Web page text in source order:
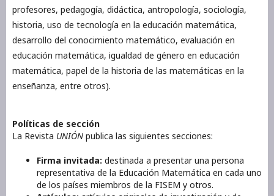
profesores, pedagogía, didáctica, antropología, sociología,
historia, uso de tecnología en la educación matemática,
desarrollo del conocimiento matemático, evaluación en
educación matemática, igualdad de género en educación
matemática, papel de la historia de las matemáticas en la
enseñanza, entre otros).
Políticas de sección
La Revista UNIÓN publica las siguientes secciones:
Firma invitada: destinada a presentar una persona
representativa de la Educación Matemática en cada uno
de los países miembros de la FISEM y otros.